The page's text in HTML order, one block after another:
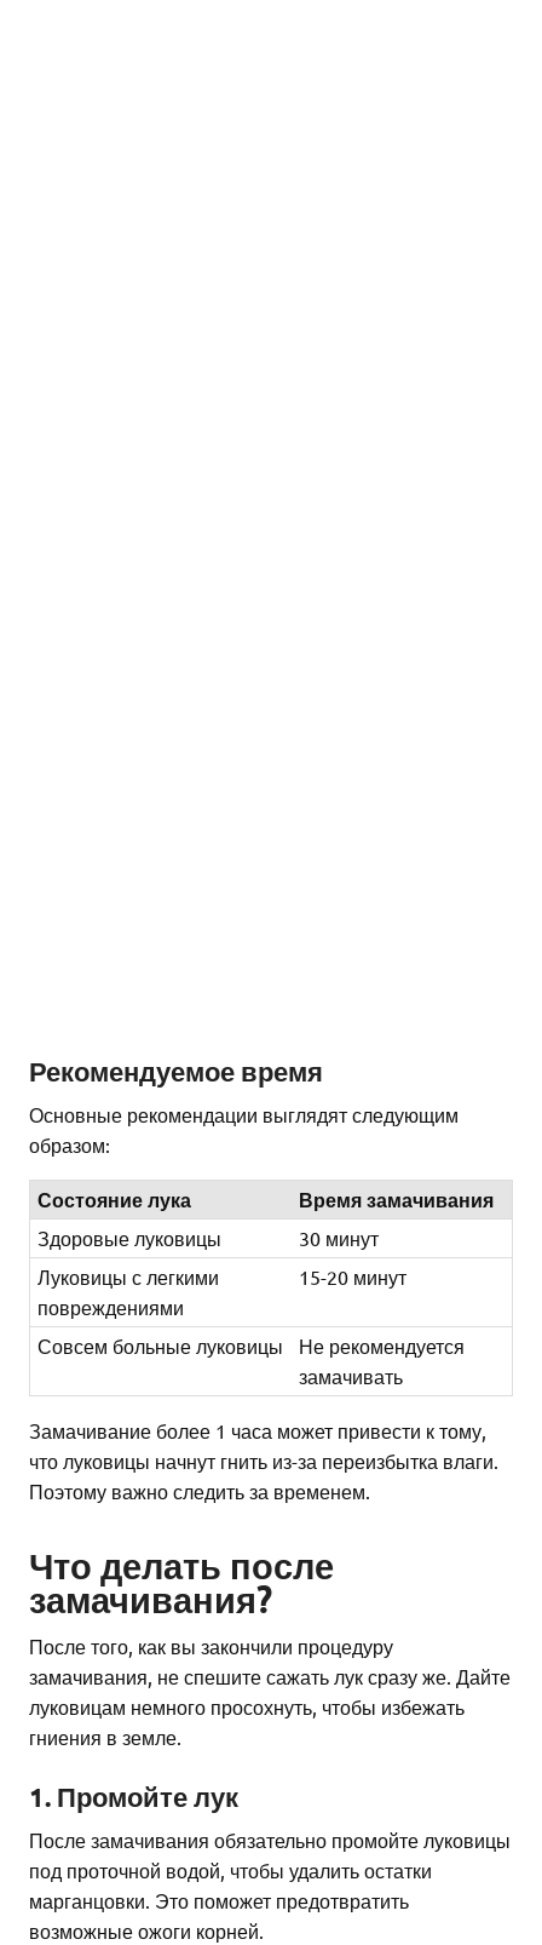
Рекомендуемое время
Основные рекомендации выглядят следующим
образом:
Состояние лука Время замачивания
Здоровые луковицы
30 минут
Луковицы с легкими
повреждениями
15-20 минут
Совсем больные луковицы
Не рекомендуется
замачивать
Замачивание более 1 часа может привести к тому,
что луковицы начнут гнить из-за переизбытка влаги.
Поэтому важно следить за временем.
Что делать после
замачивания?
После того, как вы закончили процедуру
замачивания, не спешите сажать лук сразу же. Дайте
луковицам немного просохнуть, чтобы избежать
гниения в земле.
1. Промойте лук
После замачивания обязательно промойте луковицы
под проточной водой, чтобы удалить остатки
марганцовки. Это поможет предотвратить
возможные ожоги корней.